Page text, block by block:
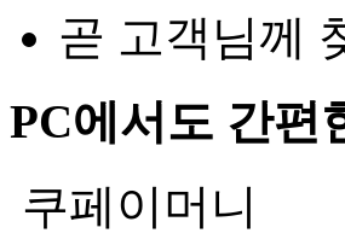
곧 고객님께
PC에서도 간편
쿠페이머니